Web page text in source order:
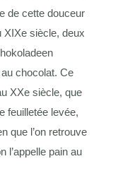
de cette douceur
XIXe siècle, deux
chocolat. Ce
XXe siècle, que
feuilletée levée,
que l’on retrouve
l’appelle pain au